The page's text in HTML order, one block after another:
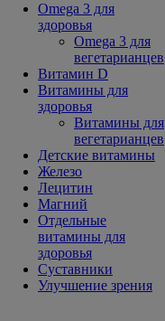
Omega 3 для
здоровья
Omega 3 для
вегетарианцев
Витамин D
Витамины для
здоровья
Витамины для
вегетарианцев
Детские витамины
Железо
Лецитин
Магний
Отдельные
витамины для
здоровья
Суставники
Улучшение зрения